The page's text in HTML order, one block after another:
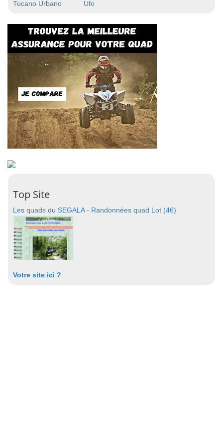
Tucano Urbano Ufo
Top Site
Les quads du SEGALA - Randonnées quad Lot (46)
Votre site ici ?